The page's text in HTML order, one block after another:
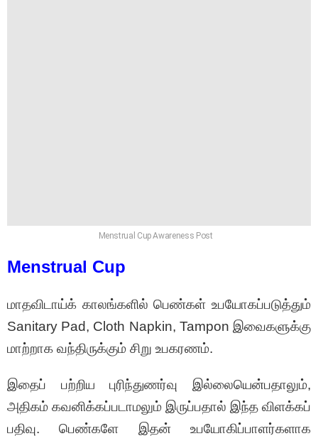
Menstrual Cup Awareness Post
Menstrual Cup
மாதவிடாய்க் காலங்களில் பெண்கள் உபயோகப்படுத்தும்
Sanitary Pad, Cloth Napkin, Tampon இவைகளுக்கு
மாற்றாக வந்திருக்கும் சிறு உபகரணம்.
இதைப் பற்றிய புரிந்துணர்வு இல்லையென்பதாலும்,
அதிகம் கவனிக்கப்படாமலும் இருப்பதால் இந்த விளக்கப்
பதிவு. பெண்களே இதன் உபயோகிப்பாளர்களாக